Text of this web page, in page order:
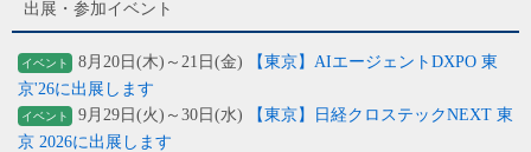
出展・参加イベント
イベント 8月20日(木)～21日(金)
【東京】AIエージェントDXPO 東
京'26に出展します
イベント 9月29日(火)～30日(水)
【東京】日経クロステックNEXT 東
京 2026に出展します